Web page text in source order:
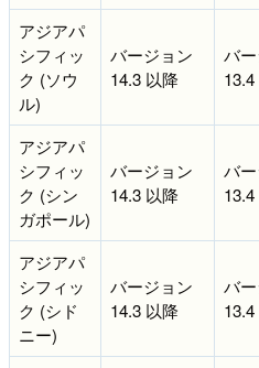
アジアパ
シフィッ
ク (ソウ
ル)
バージョン
14.3 以降
バ
アジアパ
シフィッ
ク (シン
ガポール)
バージョン
14.3 以降
バ
アジアパ
シフィッ
ク (シド
ニー)
バージョン
14.3 以降
バ